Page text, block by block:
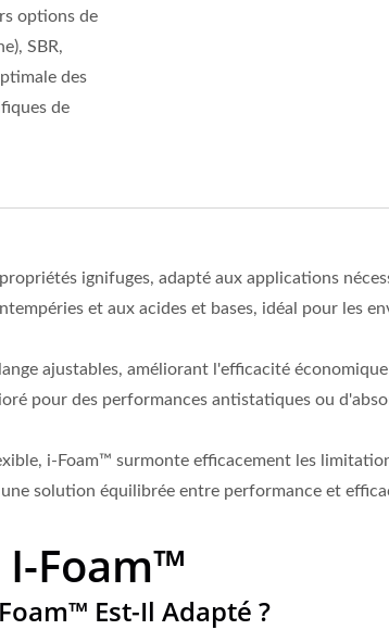
options de
SBR,
des
de
ignifuges, adapté aux applications
et aux acides et bases, idéal pour les
ajustables, améliorant l'efficacité
pour des performances antistatiques ou
i-Foam™ surmonte efficacement les
solution équilibrée entre performance et
I-Foam™
Est-Il Adapté ?